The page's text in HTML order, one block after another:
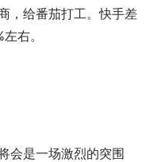
，给番茄打工。快手差
右。
会是一场激烈的突围